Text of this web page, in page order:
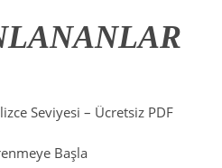
Seviyesi – Ücretsiz PDF
Başla